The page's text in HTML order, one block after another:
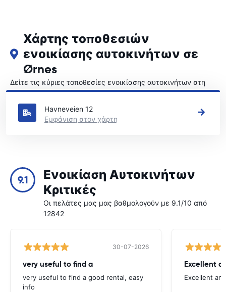
Χάρτης τοποθεσιών
ενοικίασης αυτοκινήτων σε
Ørnes
Δείτε τις κύριες τοποθεσίες ενοικίασης αυτοκινήτων στη
Ørnes
Havneveien 12
Εμφάνιση στον χάρτη
9.1
Ενοικίαση Αυτοκινήτων
Κριτικές
Οι πελάτες μας μας βαθμολογούν με 9.1/10 από
12842
30-07-2026
very useful to find a
very useful to find a good rental, easy
info
Excellent
Excellent